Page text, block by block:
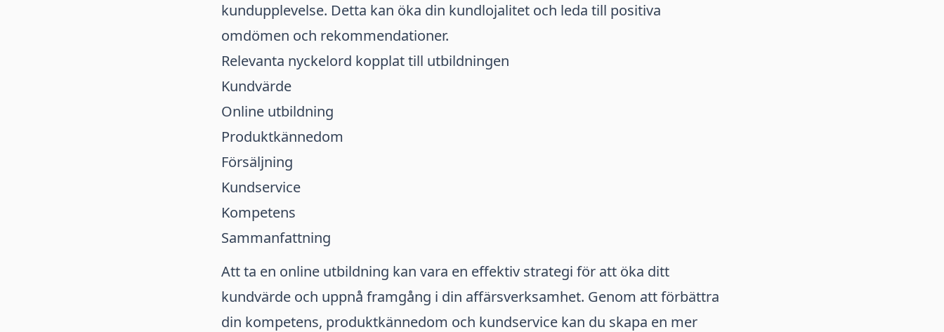
kundupplevelse. Detta kan öka din kundlojalitet och leda till positiva
omdömen och rekommendationer.
Relevanta nyckelord kopplat till utbildningen
Kundvärde
Online utbildning
Produktkännedom
Försäljning
Kundservice
Kompetens
Sammanfattning
Att ta en online utbildning kan vara en effektiv strategi för att öka ditt
kundvärde och uppnå framgång i din affärsverksamhet. Genom att förbättra
din kompetens, produktkännedom och kundservice kan du skapa en mer